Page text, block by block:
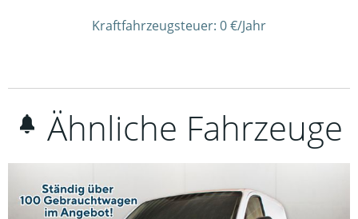
Kraftfahrzeugsteuer: 0 €/Jahr
Ähnliche Fahrzeuge